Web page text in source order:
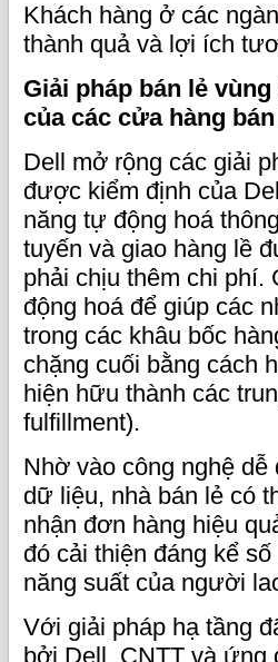
Khách hàng ở các
thành quả và lợi ích
Giải pháp bán lẻ
của các cửa hàng
Dell mở rộng các giải
được kiểm định của
năng tự động hoá
tuyến và giao hàng lề
phải chịu thêm chi phí.
động hoá để giúp các
trong các khâu bốc
chặng cuối bằng cách
hiện hữu thành các
fulfillment).
Nhờ vào công nghệ
dữ liệu, nhà bán lẻ có
nhận đơn hàng hiệu
đó cải thiện đáng kể
năng suất của người
Với giải pháp hạ tầng
bởi Dell, CNTT và ứng